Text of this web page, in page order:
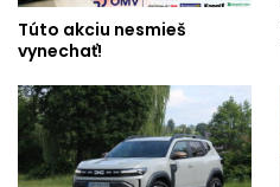
Túto akciu nesmieš
vynechať!